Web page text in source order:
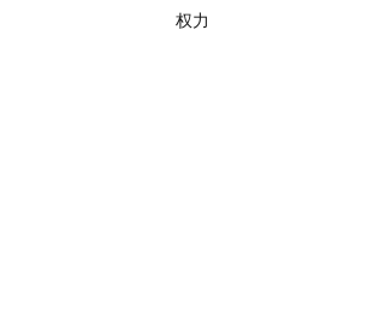
权力